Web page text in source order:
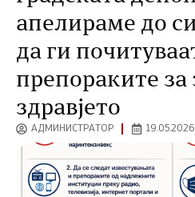
апелираме до
да ги
препораките
здравјето
АДМИНИСТРАТОР 19.05.2026